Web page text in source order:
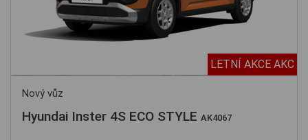
LETNÍ AKCE AKC
Nový vůz
Hyundai Inster 4S ECO STYLE AK4067